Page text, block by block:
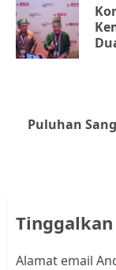
Next
Puluhan
Tinggalkan
Alamat email